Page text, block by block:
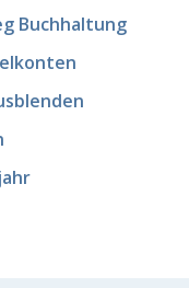
Buchhaltung